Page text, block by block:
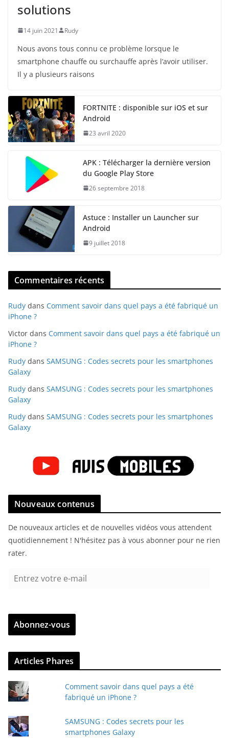
solutions
14 juin 2021 Rudy
Nous avons tous connu ce problème lorsque le
smartphone chauffe ou surchauffe après l’avoir utiliser.
Il y a plusieurs raisons
FORTNITE : disponible sur iOS et sur
Android
23 avril 2020
APK : Télécharger la dernière version
du Google Play Store
26 septembre 2018
Astuce : Installer un Launcher sur
Android
9 juillet 2018
Commentaires récents
Rudy dans Comment savoir dans quel pays a été fabriqué un
iPhone ?
Victor dans Comment savoir dans quel pays a été fabriqué un
iPhone ?
Rudy dans SAMSUNG : Codes secrets pour les smartphones
Galaxy
Rudy dans SAMSUNG : Codes secrets pour les smartphones
Galaxy
Rudy dans SAMSUNG : Codes secrets pour les smartphones
Galaxy
Nouveaux contenus
De nouveaux articles et de nouvelles vidéos vous attendent
quotidiennement ! N'hésitez pas à vous abonner pour ne rien
rater.
r
z
v
r
e
e
Abonnez-vous
Articles Phares
Comment savoir dans quel pays a été
fabriqué un iPhone ?
SAMSUNG : Codes secrets pour les
smartphones Galaxy